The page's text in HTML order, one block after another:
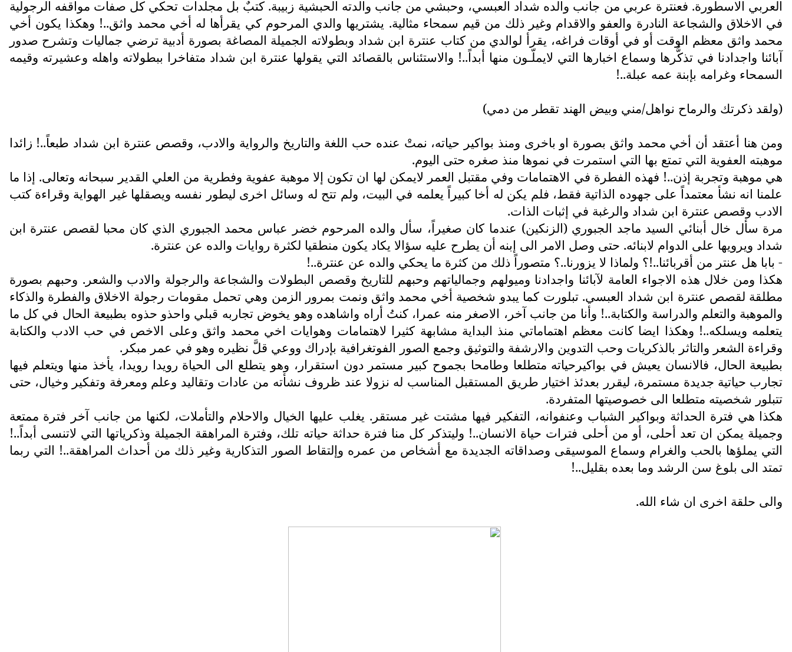
العربي الاسطورة. فعنترة عربي من جانب والده شداد العبسي، وحبشي من جانب والدته الحبشية زبيبة. كتبٌ بل مجلدات تحكي كل صفات مواقفه الرجولية
في الاخلاق والشجاعة النادرة والعفو والاقدام وغير ذلك من قيم سمحاء مثالية. يشتريها والدي المرحوم كي يقرأها له أخي محمد واثق..! وهكذا يكون أخي
محمد واثق معظم الوقت أو في أوقات فراغه، يقرأ لوالدي من كتاب عنترة ابن شداد وبطولاته الجميلة المصاغة بصورة أدبية ترضي جماليات وتشرح صدور
آبائنا واجدادنا في تذكُّرها وسماع اخبارها التي لايملّـون منها أبداً..! والاستئناس بالقصائد التي يقولها عنترة ابن شداد متفاخرا ببطولاته واهله وعشيرته وقيمه
السمحاء وغرامه بإبنة عمه عبلة..!
(ولقد ذكرتك والرماح نواهل/مني وبيض الهند تقطر من دمي)
ومن هنا أعتقد أن أخي محمد واثق بصورة او باخرى ومنذ بواكير حياته، نمتْ عنده حب اللغة والتاريخ والرواية والادب، وقصص عنترة ابن شداد طبعاً..! زائدا
موهبته العفوية التي تمتع بها التي استمرت في نموها منذ صغره حتى اليوم.
هي موهبة وتجربة إذن..! فهذه الفطرة في الاهتمامات وفي مقتبل العمر لايمكن لها ان تكون إلا موهبة عفوية وفطرية من العلي القدير سبحانه وتعالى. إذا ما
علمنا انه نشأ معتمداً على جهوده الذاتية فقط، فلم يكن له أخا كبيراً يعلمه في البيت، ولم تتح له وسائل اخرى ليطور نفسه ويصقلها غير الهواية وقراءة كتب
الادب وقصص عنترة ابن شداد والرغبة في إثبات الذات.
مرة سأل خال أبنائي السيد ماجد الجبوري (الزنكين) عندما كان صغيراً، سأل والده المرحوم خضر عباس محمد الجبوري الذي كان محبا لقصص عنترة ابن
شداد ويرويها على الدوام لابنائه. حتى وصل الامر الى إبنه أن يطرح عليه سؤالا يكاد يكون منطقيا لكثرة روايات والده عن عنترة.
- بابا هل عنتر من أقربائنا..!؟ ولماذا لا يزورنا..؟ متصوراً ذلك من كثرة ما يحكي والده عن عنترة..!
هكذا ومن خلال هذه الاجواء العامة لآبائنا واجدادنا وميولهم وجمالياتهم وحبهم للتاريخ وقصص البطولات والشجاعة والرجولة والادب والشعر. وحبهم بصورة
مطلقة لقصص عنترة ابن شداد العبسي. تبلورت كما يبدو شخصية أخي محمد واثق ونمت بمرور الزمن وهي تحمل مقومات رجولة الاخلاق والفطرة والذكاء
والموهبة والتعلم والدراسة والكتابة..! وأنا من جانب آخر، الاصغر منه عمرا، كنتُ أراه واشاهده وهو يخوض تجاربه قبلي واحذو حذوه بطبيعة الحال في كل ما
يتعلمه ويسلكه..! وهكذا ايضا كانت معظم اهتماماتي منذ البداية مشابهة كثيرا لاهتمامات وهوايات اخي محمد واثق وعلى الاخص في حب الادب والكتابة
وقراءة الشعر والتاثر بالذكريات وحب التدوين والارشفة والتوثيق وجمع الصور الفوتغرافية بإدراك ووعي قلَّ نظيره وهو في عمر مبكر.
بطبيعة الحال، فالانسان يعيش في بواكيرحياته متطلعا وطامحا بجموح كبير مستمر دون استقرار، وهو يتطلع الى الحياة رويدا رويدا، يأخذ منها ويتعلم فيها
تجارب حياتية جديدة مستمرة، ليقرر بعدئذ اختيار طريق المستقبل المناسب له نزولا عند ظروف نشأته من عادات وتقاليد وعلم ومعرفة وتفكير وخيال، حتى
تتبلور شخصيته متطلعا الى خصوصيتها المتفردة.
هكذا هي فترة الحداثة وبواكير الشباب وعنفوانه، التفكير فيها مشتت غير مستقر. يغلب عليها الخيال والاحلام والتأملات، لكنها من جانب آخر فترة ممتعة
وجميلة يمكن ان تعد أحلى، أو من أحلى فترات حياة الانسان..! وليتذكر كل منا فترة حداثة حياته تلك، وفترة المراهقة الجميلة وذكرياتها التي لاتنسى أبداً..!
التي يملؤها بالحب والغرام وسماع الموسيقى وصداقاته الجديدة مع أشخاص من عمره وإلتقاط الصور التذكارية وغير ذلك من أحداث المراهقة..! التي ربما
تمتد الى بلوغ سن الرشد وما بعده بقليل..!
والى حلقة اخرى ان شاء الله.